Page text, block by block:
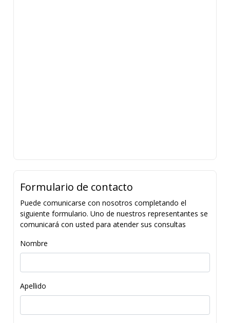
Formulario de contacto
Puede comunicarse con nosotros completando el
siguiente formulario. Uno de nuestros representantes se
comunicará con usted para atender sus consultas
Nombre
Apellido